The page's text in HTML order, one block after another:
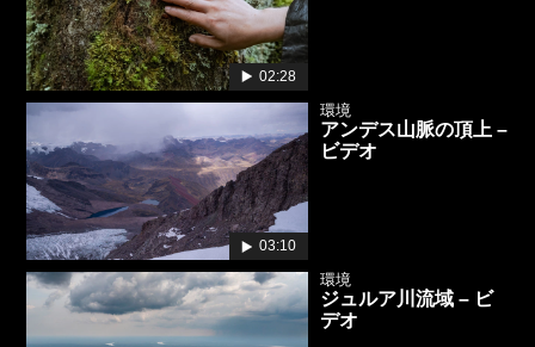
02:28
03:10
環境
アンデス山脈の頂上 –
ビデオ
環境
ジュルア川流域 – ビ
デオ